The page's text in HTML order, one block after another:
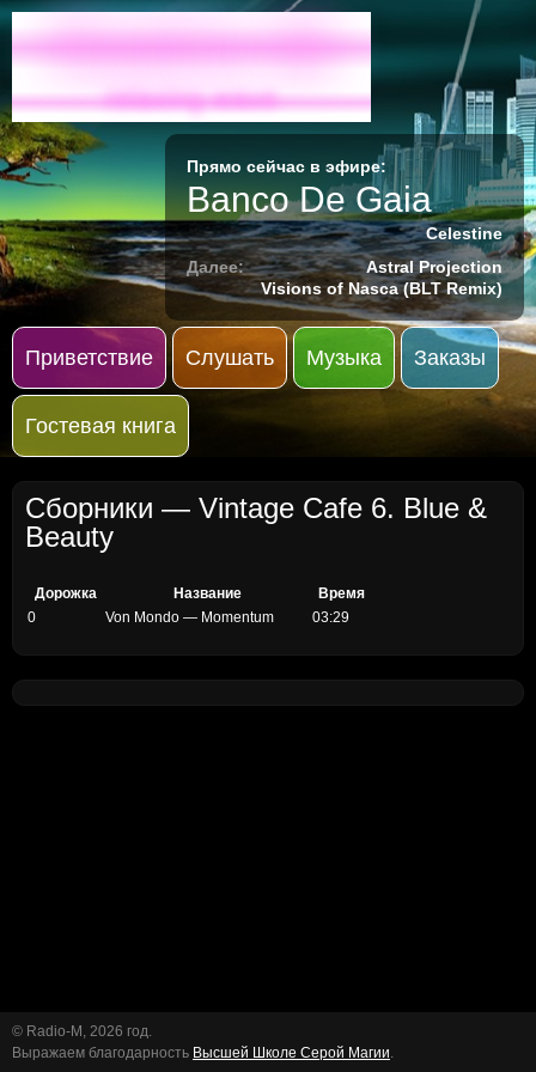
Radio-M
relaxing wave
Прямо сейчас в эфире:
Banco De Gaia
Celestine
Далее:
Astral Projection
Visions of Nasca (BLT Remix)
Приветствие Слушать Музыка Заказы
Гостевая книга
Сборники — Vintage Cafe 6. Blue &
Beauty
Дорожка Название
Время
0
Von Mondo — Momentum 03:29
© Radio-M, 2026 год.
Выражаем благодарность Высшей Школе Серой Магии.